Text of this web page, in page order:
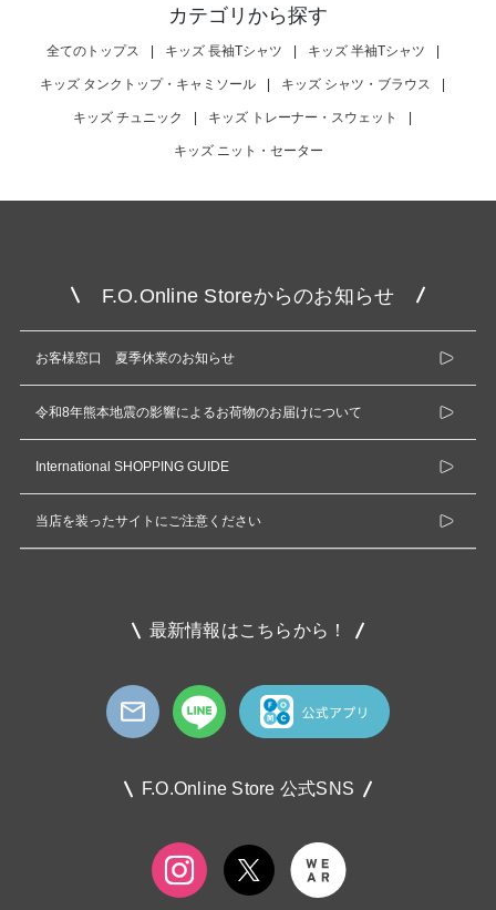
カテゴリから探す
全てのトップス | キッズ 長袖Tシャツ | キッズ 半袖Tシャツ |
キッズ タンクトップ・キャミソール | キッズ シャツ・ブラウス |
キッズ チュニック | キッズ トレーナー・スウェット |
キッズ ニット・セーター
F.O.Online Storeからのお知らせ
お客様窓口 夏季休業のお知らせ
令和8年熊本地震の影響によるお荷物のお届けについて
International SHOPPING GUIDE
当店を装ったサイトにご注意ください
最新情報はこちらから！
F.O.Online Store 公式SNS